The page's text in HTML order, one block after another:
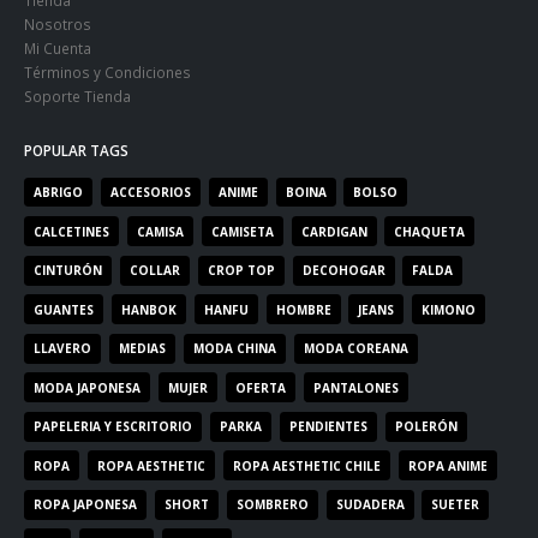
Nosotros
Mi Cuenta
Términos y Condiciones
Soporte Tienda
POPULAR TAGS
ABRIGO ACCESORIOS ANIME BOINA BOLSO
CALCETINES CAMISA CAMISETA CARDIGAN CHAQUETA
CINTURÓN COLLAR CROP TOP DECOHOGAR FALDA
GUANTES HANBOK HANFU HOMBRE JEANS KIMONO
LLAVERO MEDIAS MODA CHINA MODA COREANA
MODA JAPONESA MUJER OFERTA PANTALONES
PAPELERIA Y ESCRITORIO PARKA PENDIENTES POLERÓN
ROPA ROPA AESTHETIC ROPA AESTHETIC CHILE ROPA ANIME
ROPA JAPONESA SHORT SOMBRERO SUDADERA SUETER